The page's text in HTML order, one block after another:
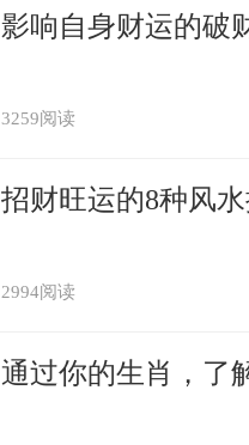
影响自身财运的破
3259阅读
招财旺运的8种风
2994阅读
通过你的生肖，了